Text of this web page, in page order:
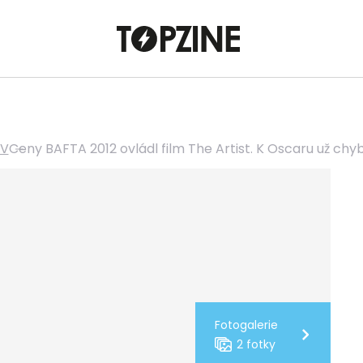
Ceny BAFTA 2012 ovládl film The Artist. K Oscaru už
Fotogalerie
2 fotky